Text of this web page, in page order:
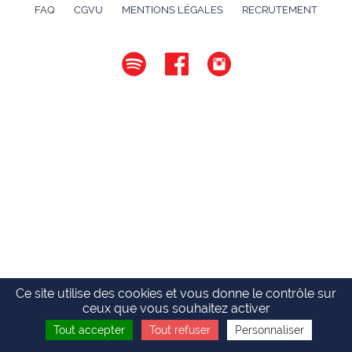
FAQ CGVU MENTIONS LÉGALES RECRUTEMENT
Ce site utilise des cookies et vous donne le contrôle sur
ceux que vous souhaitez activer
Tout accepter Tout refuser Personnaliser